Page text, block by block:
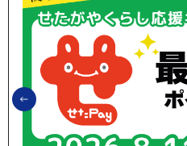
前のスライドを表示